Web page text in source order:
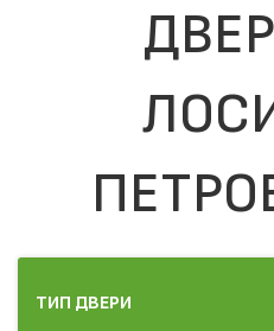
ТИП ДВЕРИ